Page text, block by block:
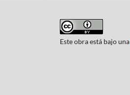
Este obra está bajo una